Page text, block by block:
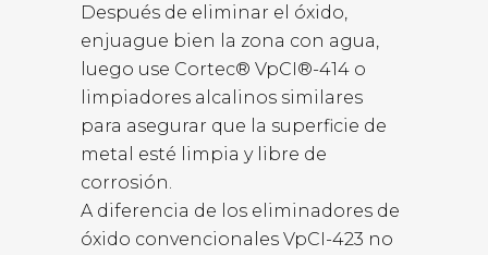
Después de eliminar el óxido,
enjuague bien la zona con agua,
luego use Cortec® VpCI®-414 o
limpiadores alcalinos similares
para asegurar que la superficie de
metal esté limpia y libre de
corrosión.
A diferencia de los eliminadores de
óxido convencionales VpCI-423 no